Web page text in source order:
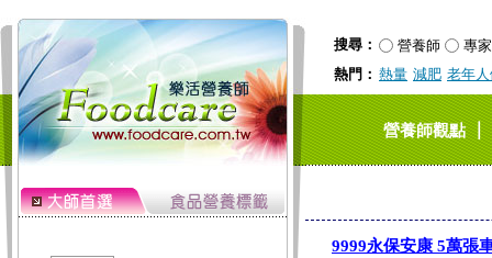
搜尋： 營養師
專家
熱門： 熱量 減肥 老年
營養師觀點｜
9999永保安康 5萬張